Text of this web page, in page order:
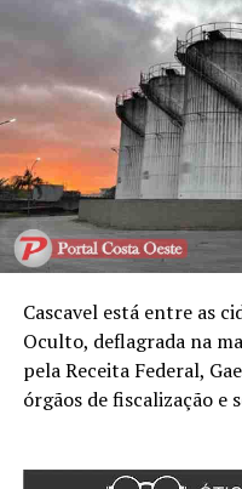
Cascavel está entre as
Oculto, deflagrada na
pela Receita Federal,
órgãos de fiscalização e